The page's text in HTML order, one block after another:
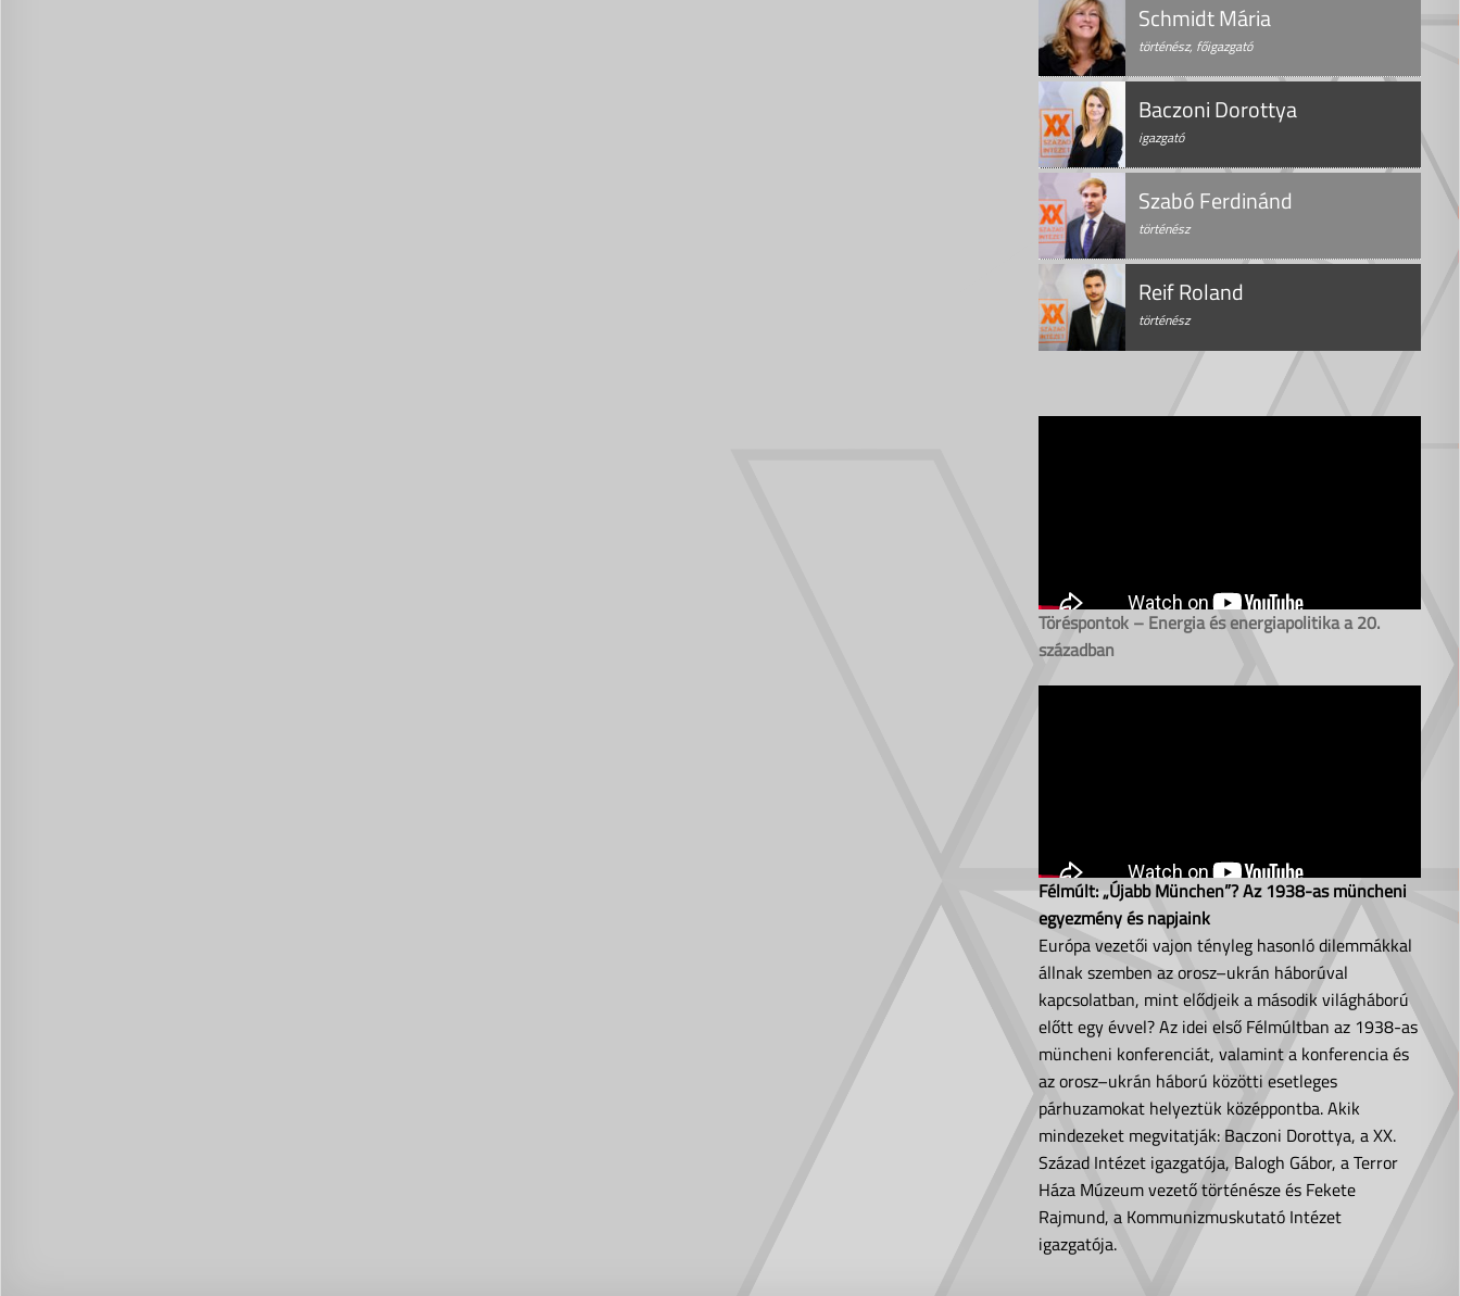
Schmidt Mária
történész, főigazgató
Baczoni Dorottya
igazgató
Szabó Ferdinánd
történész
Reif Roland
történész
Töréspontok – Energia és energiapolitika a 20.
században
Félmúlt: „Újabb München”? Az 1938-as müncheni
egyezmény és napjaink
Európa vezetői vajon tényleg hasonló dilemmákkal
állnak szemben az orosz–ukrán háborúval
kapcsolatban, mint elődjeik a második világháború
előtt egy évvel? Az idei első Félmúltban az 1938-as
müncheni konferenciát, valamint a konferencia és
az orosz–ukrán háború közötti esetleges
párhuzamokat helyeztük középpontba. Akik
mindezeket megvitatják: Baczoni Dorottya, a XX.
Század Intézet igazgatója, Balogh Gábor, a Terror
Háza Múzeum vezető történésze és Fekete
Rajmund, a Kommunizmuskutató Intézet
igazgatója.